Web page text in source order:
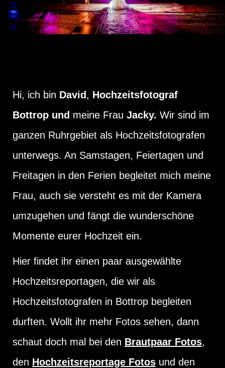
Hi, ich bin David, Hochzeitsfotograf
Bottrop und meine Frau Jacky. Wir sind im
ganzen Ruhrgebiet als Hochzeitsfotografen
unterwegs. An Samstagen, Feiertagen und
Freitagen in den Ferien begleitet mich meine
Frau, auch sie versteht es mit der Kamera
umzugehen und fängt die wunderschöne
Momente eurer Hochzeit ein.
Hier findet ihr einen paar ausgewählte
Hochzeitsreportagen, die wir als
Hochzeitsfotografen in Bottrop begleiten
durften. Wollt ihr mehr Fotos sehen, dann
schaut doch mal bei den Brautpaar Fotos,
den Hochzeitsreportage Fotos und den